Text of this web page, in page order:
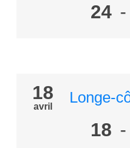
24 -
18
avril
Longe-
18 -